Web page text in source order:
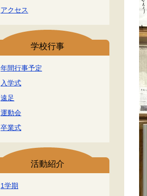
アクセス
学校行事
年間行事予定
入学式
遠足
運動会
卒業式
活動紹介
1学期